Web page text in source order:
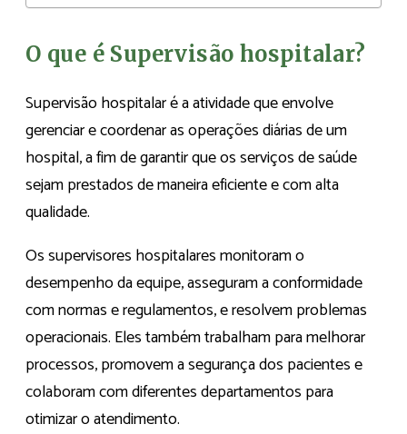
O que é Supervisão hospitalar?
Supervisão hospitalar é a atividade que envolve
gerenciar e coordenar as operações diárias de um
hospital, a fim de garantir que os serviços de saúde
sejam prestados de maneira eficiente e com alta
qualidade.
Os supervisores hospitalares monitoram o
desempenho da equipe, asseguram a conformidade
com normas e regulamentos, e resolvem problemas
operacionais. Eles também trabalham para melhorar
processos, promovem a segurança dos pacientes e
colaboram com diferentes departamentos para
otimizar o atendimento.